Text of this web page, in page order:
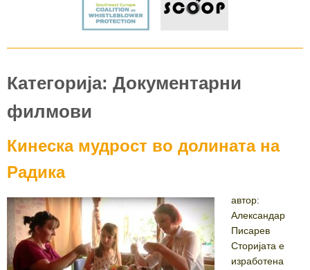
Категорија: Документарни
филмови
Кинеска мудрост во долината на
Радика
автор:
Александар
Писарев
Сторијата е
изработена